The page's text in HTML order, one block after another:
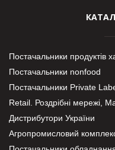
Постачальники продуктів
Постачальники nonfood
Постачальники Private
Retail. Роздрібні мережі,
Дистрибутори України
Агропромисловий